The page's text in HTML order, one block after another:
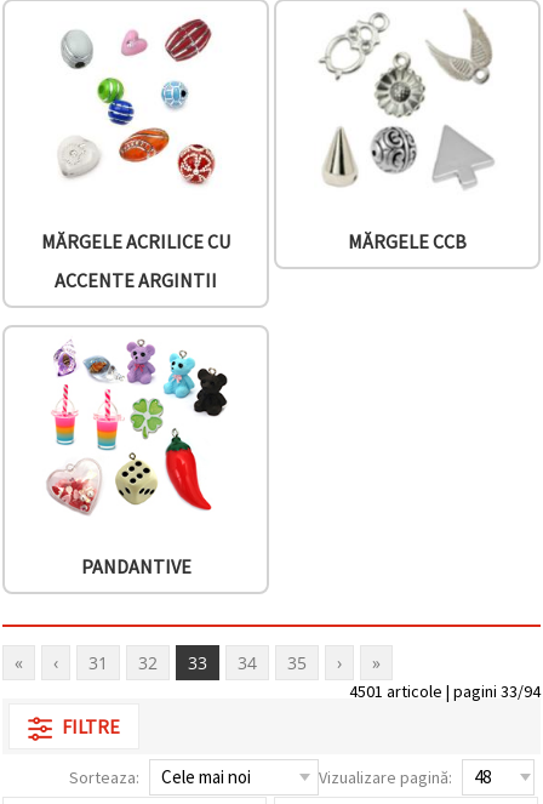
MĂRGELE ACRILICE CU
ACCENTE ARGINTII
MĂRGELE CCB
PANDANTIVE
« ‹ 31 32 33 34 35 › »
4501 articole | pagini 33/94
FILTRE
Sorteaza: Vizualizare pagină: